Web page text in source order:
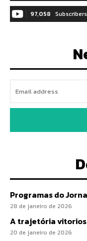
97,058 Subscribers
Programas do
28 de janeiro de 2026
A trajetória
20 de janeiro de 2026